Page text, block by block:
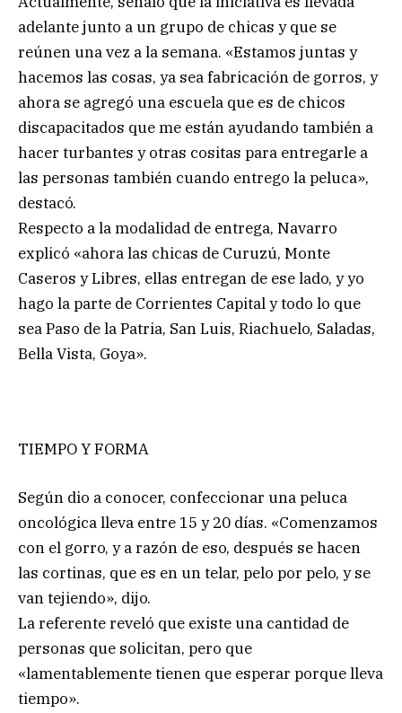
adelante junto a un grupo de chicas y que se
reúnen una vez a la semana. «Estamos juntas y
hacemos las cosas, ya sea fabricación de gorros, y
ahora se agregó una escuela que es de chicos
discapacitados que me están ayudando también a
hacer turbantes y otras cositas para entregarle a
las personas también cuando entrego la peluca»,
destacó.
Respecto a la modalidad de entrega, Navarro
explicó «ahora las chicas de Curuzú, Monte
Caseros y Libres, ellas entregan de ese lado, y yo
hago la parte de Corrientes Capital y todo lo que
sea Paso de la Patria, San Luis, Riachuelo, Saladas,
Bella Vista, Goya».
TIEMPO Y FORMA
Según dio a conocer, confeccionar una peluca
oncológica lleva entre 15 y 20 días. «Comenzamos
con el gorro, y a razón de eso, después se hacen
las cortinas, que es en un telar, pelo por pelo, y se
van tejiendo», dijo.
La referente reveló que existe una cantidad de
personas que solicitan, pero que
«lamentablemente tienen que esperar porque lleva
tiempo».